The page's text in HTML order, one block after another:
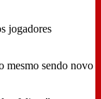
jogadores
mesmo sendo novo